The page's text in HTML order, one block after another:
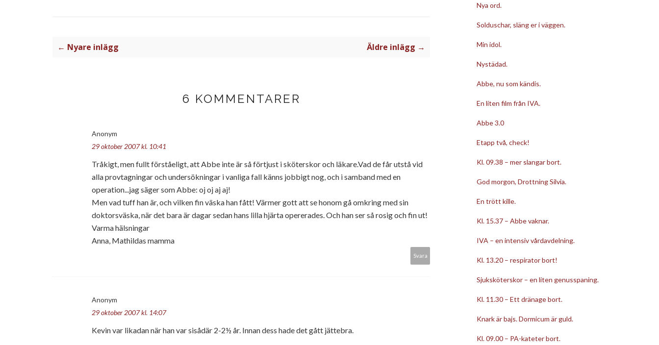
← Nyare inlägg Äldre inlägg →
6 KOMMENTARER
Anonym
29 oktober 2007 kl. 10:41
Tråkigt, men fullt förståeligt, att Abbe inte är så förtjust i sköterskor och läkare.Vad de får utstå vid
alla provtagningar och undersökningar i vanliga fall känns jobbigt nog, och i samband med en
operation...jag säger som Abbe: oj oj aj aj!
Men vad tuff han är, och vilken fin väska han fått! Värmer gott att se honom gå omkring med sin
doktorsväska, när det bara är dagar sedan hans lilla hjärta opererades. Och han ser så rosig och fin ut!
Varma hälsningar
Anna, Mathildas mamma
Svara
Anonym
29 oktober 2007 kl. 14:07
Kevin var likadan när han var sisådär 2-2½ år. Innan dess hade det gått jättebra.
Nya ord.
Solduschar, släng er i väggen.
Min idol.
Nystädad.
Abbe, nu som kändis.
En liten film från IVA.
Abbe 3.0
Etapp två, check!
Kl. 09.38 – mer slangar bort.
God morgon, Drottning Silvia.
En trött kille.
Kl. 15.37 – Abbe vaknar.
IVA – en intensiv vårdavdelning.
Kl. 13.20 – respirator bort!
Sjuksköterskor – en liten genusspaning.
Kl. 11.30 – Ett dränage bort.
Knark är bajs. Dormicum är guld.
Kl. 09.00 – PA-kateter bort.